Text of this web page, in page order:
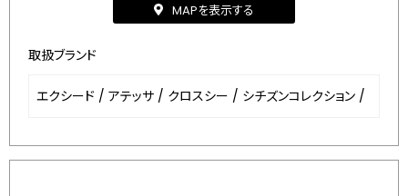
MAPを表示する
取扱ブランド
エクシード / アテッサ / クロスシー / シチズンコレクション /